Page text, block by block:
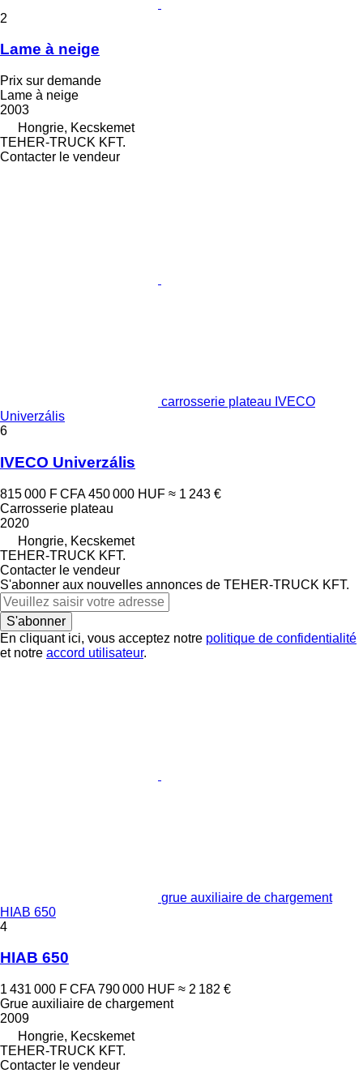
2
Lame à neige
Prix sur demande
Lame à neige
2003
Hongrie, Kecskemet
TEHER-TRUCK KFT.
Contacter le vendeur
carrosserie plateau IVECO
Univerzális
6
IVECO Univerzális
815 000 F CFA 450 000 HUF ≈ 1 243 €
Carrosserie plateau
2020
Hongrie, Kecskemet
TEHER-TRUCK KFT.
Contacter le vendeur
S'abonner aux nouvelles annonces de TEHER-TRUCK KFT.
S'abonner
En cliquant ici, vous acceptez notre politique de confidentialité
et notre accord utilisateur.
grue auxiliaire de chargement
HIAB 650
4
HIAB 650
1 431 000 F CFA 790 000 HUF ≈ 2 182 €
Grue auxiliaire de chargement
2009
Hongrie, Kecskemet
TEHER-TRUCK KFT.
Contacter le vendeur